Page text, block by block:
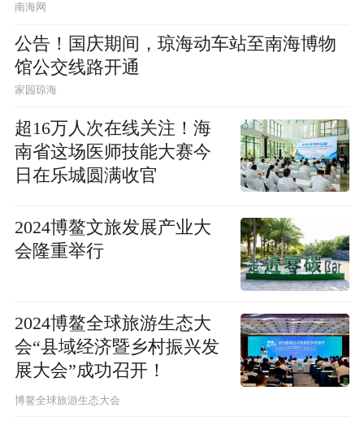
南海网
公告！国庆期间，琼海动车站至南海博物
馆公交线路开通
家园琼海
超16万人次在线关注！海
南省这场医师技能大赛今
日在乐城圆满收官
2024博鳌文旅发展产业大
会隆重举行
2024博鳌全球旅游生态大
会“县域经济暨乡村振兴发
展大会”成功召开！
博鳌全球旅游生态大会